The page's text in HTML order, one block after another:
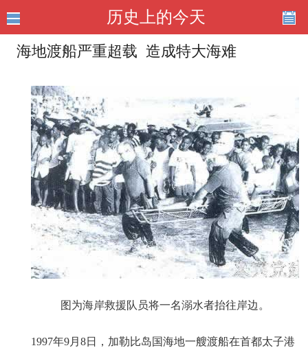
历史上的今天
海地渡船严重超载 造成特大海难
图为海岸救援队员将一名溺水者抬往岸边。
1997年9月8日，加勒比岛国海地一艘渡船在首都太子港